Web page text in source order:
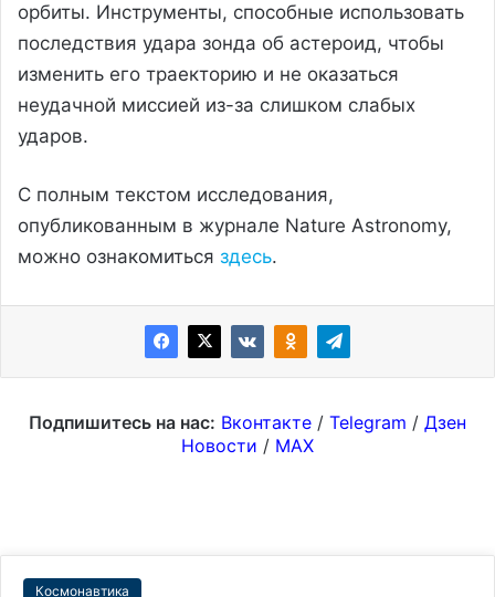
орбиты. Инструменты, способные использовать
последствия удара зонда об астероид, чтобы
изменить его траекторию и не оказаться
неудачной миссией из-за слишком слабых
ударов.
С полным текстом исследования,
опубликованным в журнале Nature Astronomy,
можно ознакомиться здесь.
Подпишитесь на нас: Вконтакте / Telegram / Дзен
Новости / MAX